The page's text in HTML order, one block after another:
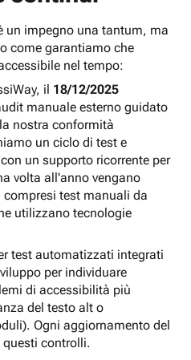
un impegno una tantum, ma
come garantiamo che
nel tempo:
il 18/12/2025
manuale esterno guidato
nostra conformità
un ciclo di test e
un supporto ricorrente per
volta all'anno vengano
test manuali da
utilizzano tecnologie
test automatizzati integrati
per individuare
di accessibilità più
del testo alt o
Ogni aggiornamento del
questi controlli.